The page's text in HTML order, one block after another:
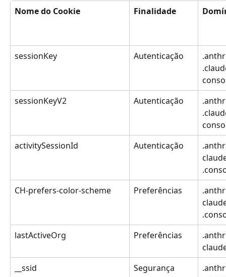
Nome do Cookie Finalidade
sessionKey Autenticação
sessionKeyV2
Autenticação
activitySessionId
Autenticação
CH-prefers-color-scheme
Preferências
lastActiveOrg
Preferências
__ssid
Segurança